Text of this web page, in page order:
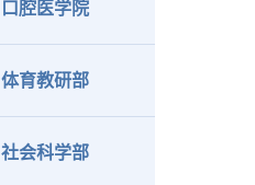
口腔医学院
体育教研部
社会科学部